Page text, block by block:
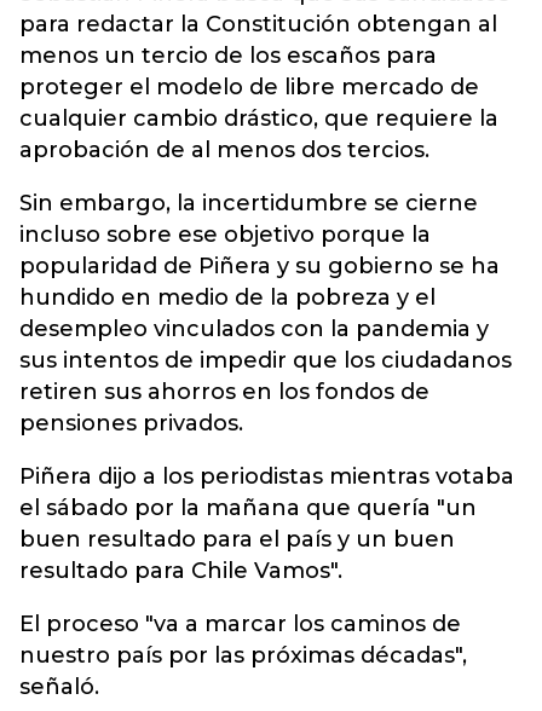
para redactar la Constitución obtengan al
menos un tercio de los escaños para
proteger el modelo de libre mercado de
cualquier cambio drástico, que requiere la
aprobación de al menos dos tercios.
Sin embargo, la incertidumbre se cierne
incluso sobre ese objetivo porque la
popularidad de Piñera y su gobierno se ha
hundido en medio de la pobreza y el
desempleo vinculados con la pandemia y
sus intentos de impedir que los ciudadanos
retiren sus ahorros en los fondos de
pensiones privados.
Piñera dijo a los periodistas mientras votaba
el sábado por la mañana que quería "un
buen resultado para el país y un buen
resultado para Chile Vamos".
El proceso "va a marcar los caminos de
nuestro país por las próximas décadas",
señaló.